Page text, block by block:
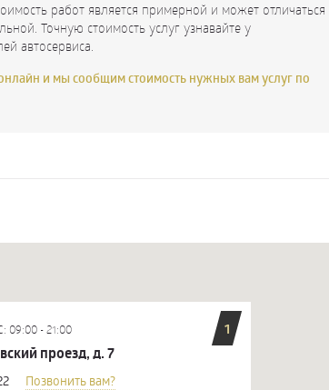
работ является примерной и может отличаться
Точную стоимость услуг узнавайте у
автосервиса.
и мы сообщим стоимость нужных вам услуг по
1
09:00 - 21:00
проезд, д. 7
Позвонить вам?